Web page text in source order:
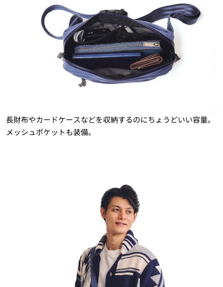
長財布やカードケースなどを収納するのにちょうどいい容量。
メッシュポケットも装備。